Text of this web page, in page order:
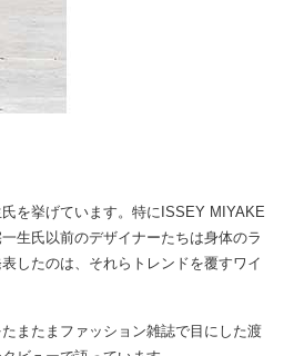
を挙げています。特にISSEY MIYAKE
生氏以前のデザイナーたちは身体のラ
したのは、それらトレンドを覆すワイ
またまファッション雑誌で目にした渡